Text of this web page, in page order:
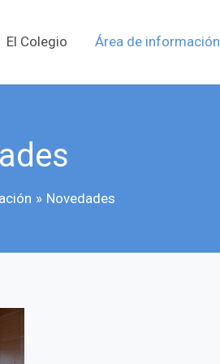
El Colegio Área de información
Novedades